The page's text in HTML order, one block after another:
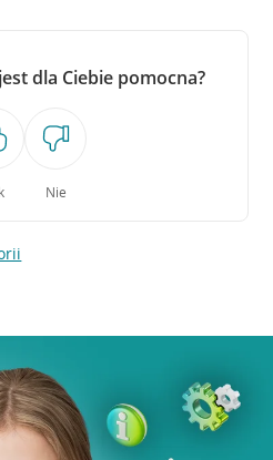
dla Ciebie pomocna?
Nie